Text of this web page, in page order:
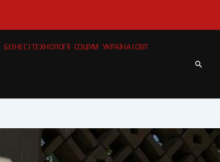
БІЗНЕС І ТЕХНОЛОГІЇ СОЦІУМ УКРАЇНА І СВІТ